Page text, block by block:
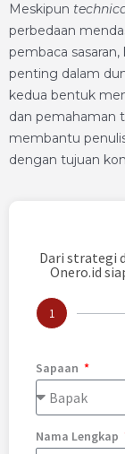
Meskipun
perbedaan
pembaca
penting dalam
kedua bentuk
dan pemahaman
membantu
dengan tujuan
Dari strategi
Onero.id
1
Sapaan
Nama Lengkap